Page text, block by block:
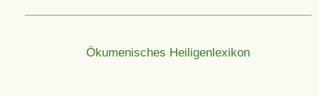
Ökumenisches Heiligenlexikon